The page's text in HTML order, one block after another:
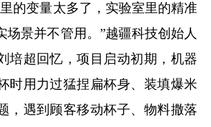
的变量太多了，实验室里的精准
场景并不管用。”越疆科技创始人
培超回忆，项目启动初期，机器
时用力过猛捏扁杯身、装填爆米
，遇到顾客移动杯子、物料撒落